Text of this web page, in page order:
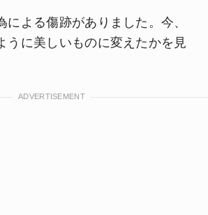
による傷跡がありました。今、
うに美しいものに変えたかを見